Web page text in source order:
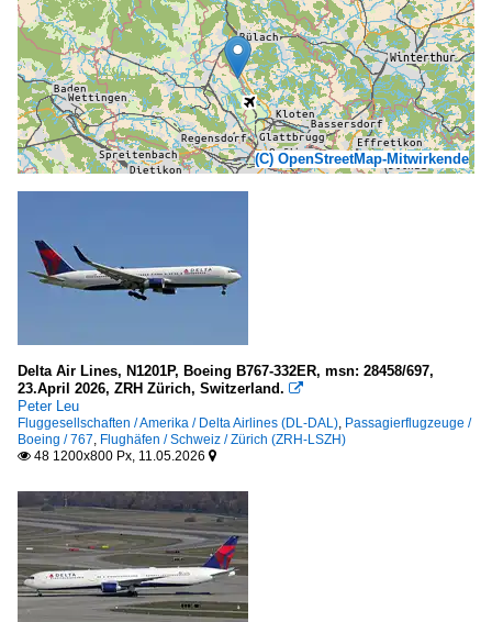
(C) OpenStreetMap-Mitwirkende
Delta Air Lines, N1201P, Boeing B767-332ER, msn: 28458/697,
23.April 2026, ZRH Zürich, Switzerland. 
Peter Leu
Fluggesellschaften / Amerika / Delta Airlines (DL-DAL), Passagierflugzeuge /
Boeing / 767, Flughäfen / Schweiz / Zürich (ZRH-LSZH)
 48 1200x800 Px, 11.05.2026 